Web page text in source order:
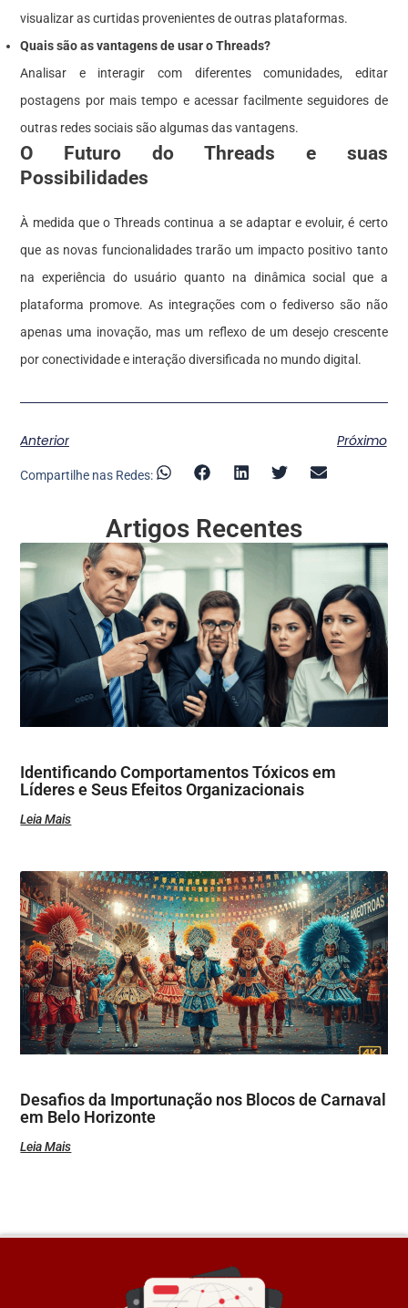
visualizar ascurtidas provenientes de outras plataformas.
Quais são as vantagens de usar o Threads?
Analisar e interagir com diferentes comunidades, editar
postagens por mais tempo e acessar facilmente seguidores de
outras redes sociais são algumas das vantagens.
O Futuro do Threads e suas
Possibilidades
À medida que o Threads continua a se adaptar e evoluir, é certo
que as novas funcionalidades trarão um impacto positivo tanto
na experiência do usuário quanto na dinâmica social que a
plataforma promove. As integrações com o fediverso são não
apenas uma inovação, mas um reflexo de um desejo crescente
por conectividade e interação diversificada no mundo digital.
Anterior Próximo
Compartilhe nas Redes:
Artigos Recentes
Identificando Comportamentos Tóxicos em
Líderes e Seus Efeitos Organizacionais
Leia Mais
Desafios da Importunação nos Blocos de Carnaval
em Belo Horizonte
Leia Mais